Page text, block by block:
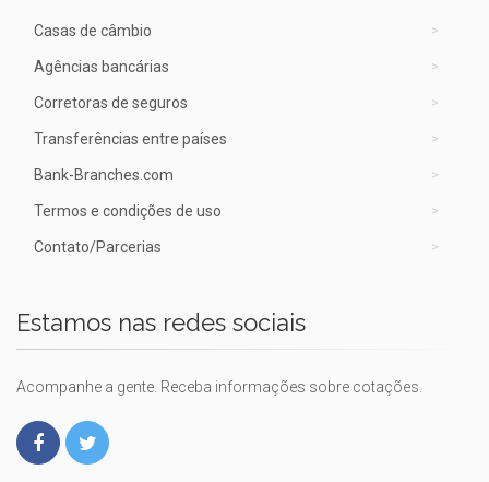
Casas de câmbio
Agências bancárias
Corretoras de seguros
Transferências entre países
Bank-Branches.com
Termos e condições de uso
Contato/Parcerias
Estamos nas redes sociais
Acompanhe a gente. Receba informações sobre cotações.